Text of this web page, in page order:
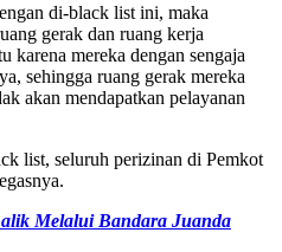
di-black list ini, maka
gerak dan ruang kerja
karena mereka dengan sengaja
sehingga ruang gerak mereka
akan mendapatkan pelayanan
list, seluruh perizinan di Pemkot
Melalui Bandara Juanda